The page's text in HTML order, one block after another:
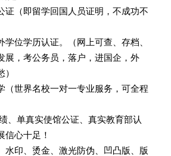
（即留学回国人员证明，不成功不
位学历认证。（网上可查、存档、
展，考公务员，落户，进国企，外
）
世界名校一对一专业服务，可全程
、单真实使馆公证、真实教育部认
信心十足！
印、烫金、激光防伪、凹凸版、版